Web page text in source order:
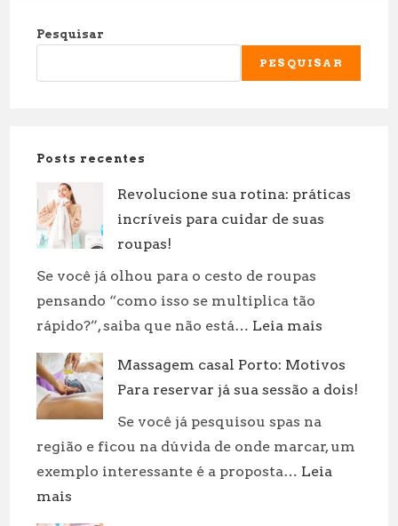
Pesquisar
PESQUISAR
Posts recentes
Revolucione sua rotina: práticas
incríveis para cuidar de suas
roupas!
Se você já olhou para o cesto de roupas
pensando “como isso se multiplica tão
rápido?”, saiba que não está… Leia mais
sua
rotina:
para
cuidar
Massagem casal Porto: Motivos
Para reservar já sua sessão a dois!
Se você já pesquisou spas na
região e ficou na dúvida de onde marcar, um
exemplo interessante é a proposta… Leia
mais